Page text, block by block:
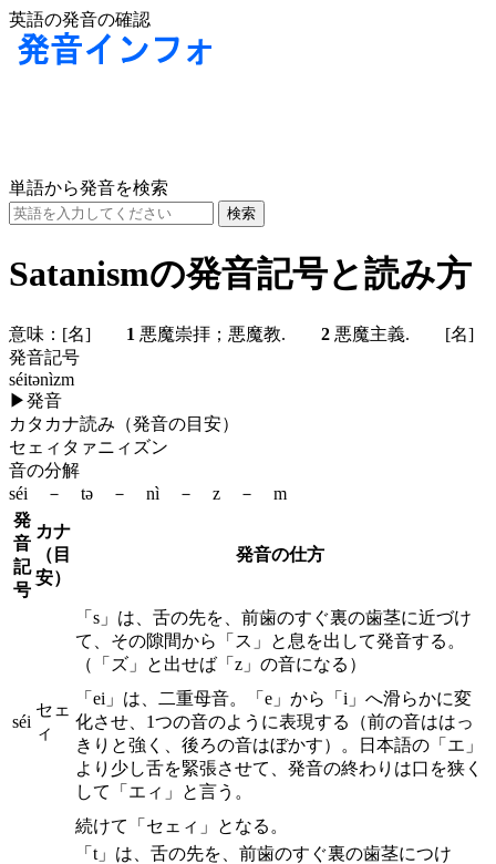
英語の発音の確認
単語から発音を検索
Satanismの発音記号と読み方
意味： [名] 1 悪魔崇拝；悪魔教. 2 悪魔主義. [名]
発音記号
séitənìzm
▶発音
カタカナ読み（発音の目安）
セェィタァニィズン
音の分解
séi － tə － nì － z － m
発
音
記
号
カナ
（目
安）
発音の仕方
séi
セェ
ィ
「s」は、舌の先を、前歯のすぐ裏の歯茎に近づけ
て、その隙間から「ス」と息を出して発音する。
（「ズ」と出せば「z」の音になる）
「ei」は、二重母音。「e」から「i」へ滑らかに変
化させ、1つの音のように表現する（前の音ははっ
きりと強く、後ろの音はぼかす）。日本語の「エ」
より少し舌を緊張させて、発音の終わりは口を狭く
して「エィ」と言う。
続けて「セェィ」となる。
「t」は、舌の先を、前歯のすぐ裏の歯茎につけ